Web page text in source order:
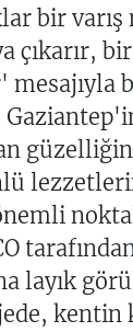
bir varış
çıkarır,
mesajıyla
layık